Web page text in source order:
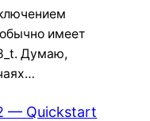
имеет
Думаю,
— Quickstart